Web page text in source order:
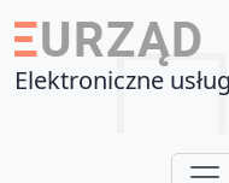
Elektroniczne